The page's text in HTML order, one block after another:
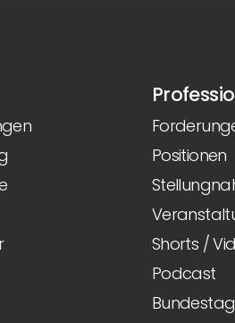
Positionen
Shorts /
Podcast